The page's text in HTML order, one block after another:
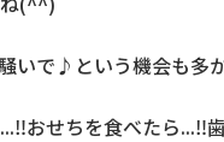
いで♪という機会も多
おせちを食べたら...‼︎